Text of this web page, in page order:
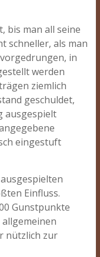
bis man all seine
schneller, als man
in
werden
ziemlich
geschuldet,
ausgespielt
eingestuft
Einfluss.
Gunstpunkte
nützlich zur